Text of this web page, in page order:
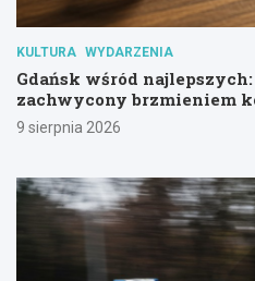
KULTURA WYDARZENIA
Gdańsk wśród
zachwycony brzmieniem
9 sierpnia 2026